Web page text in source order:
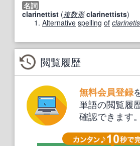
名詞
clarinettist (複数形 clarinettists)
Alternative spelling of
閲覧履歴
無料会員登録
単語の閲覧履
確認できます。